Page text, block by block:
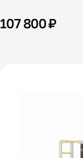
107 800 ₽